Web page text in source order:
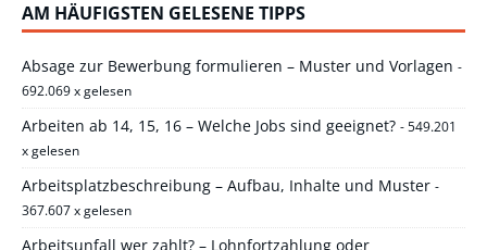
AM HÄUFIGSTEN GELESENE TIPPS
Absage zur Bewerbung formulieren – Muster und Vorlagen -
692.069 x gelesen
Arbeiten ab 14, 15, 16 – Welche Jobs sind geeignet? - 549.201
x gelesen
Arbeitsplatzbeschreibung – Aufbau, Inhalte und Muster -
367.607 x gelesen
Arbeitsunfall wer zahlt? – Lohnfortzahlung oder